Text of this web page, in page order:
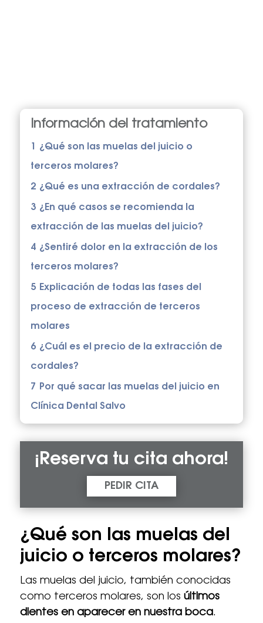
Información del tratamiento
¿Qué son las muelas del juicio o
terceros molares?
2 ¿Qué es una extracción de cordales?
3 ¿En qué casos se recomienda la
extracción de las muelas del juicio?
4 ¿Sentiré dolor en la extracción de los
terceros molares?
5 Explicación de todas las fases del
proceso de extracción de terceros
molares
6 ¿Cuál es el precio de la extracción de
cordales?
7 Por qué sacar las muelas del juicio en
Clínica Dental Salvo
¡Reserva tu cita ahora!
PEDIR CITA
¿Qué son las muelas del
juicio o terceros molares?
Las muelas del juicio, también conocidas
como terceros molares, son los últimos
dientes en aparecer en nuestra boca.